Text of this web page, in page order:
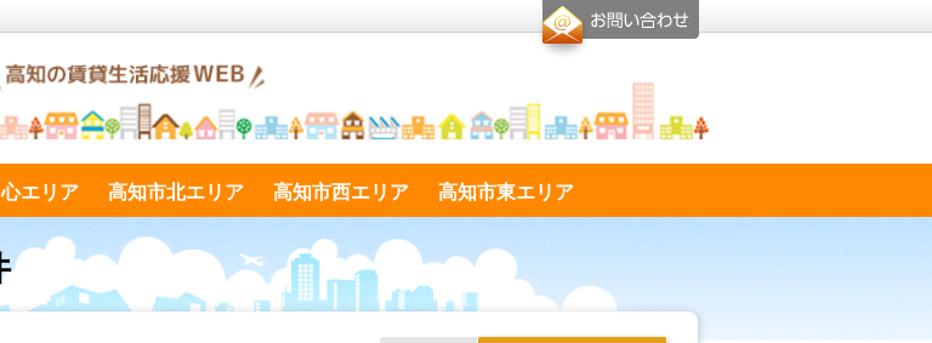
エリア 高知市北エリア 高知市西エリア 高知市東エリア